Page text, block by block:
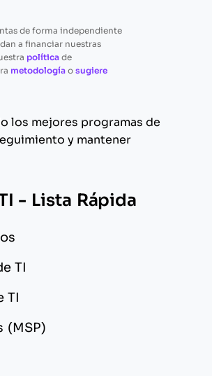
de forma independiente
a financiar nuestras
políticade
metodologíao sugiere
los mejores programas de
y mantener
- Lista Rápida
TI
TI
(MSP)